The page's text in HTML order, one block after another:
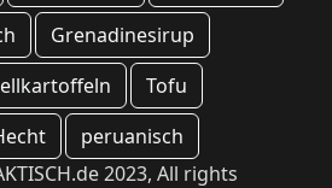
Grenadinesirup
Tofu
peruanisch
2023, All rights